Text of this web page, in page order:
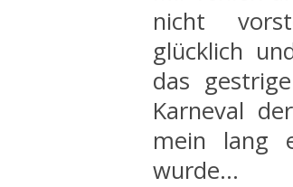
nicht
glücklich
das
Karneval
mein lang
wurde…